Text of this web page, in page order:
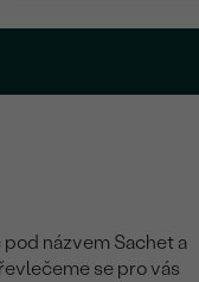
názvem Sachet a
se pro vás